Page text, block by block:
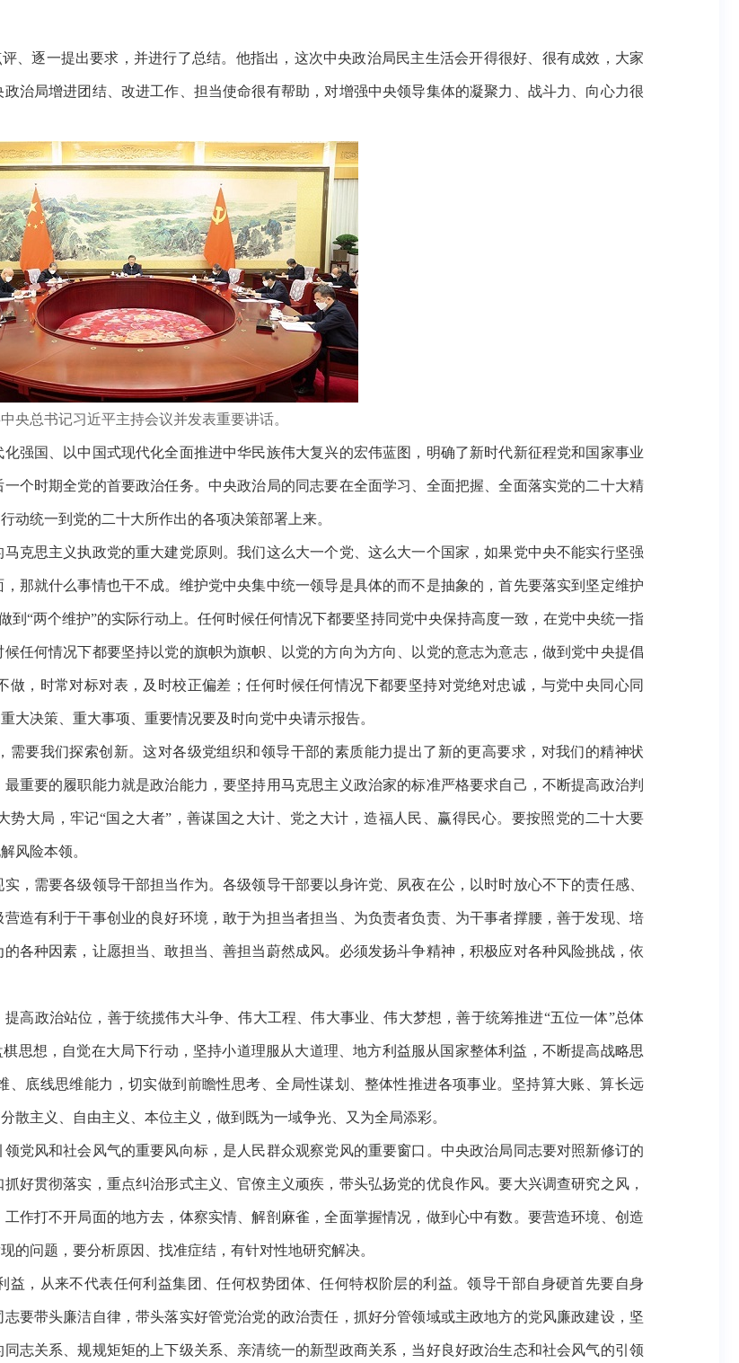
、逐一提出要求，并进行了总结。他指出，这次中央政治局民主生活会开得很好、很有成效，大家
治局增进团结、改进工作、担当使命很有帮助，对增强中央领导集体的凝聚力、战斗力、向心力很
央总书记习近平主持会议并发表重要讲话。
国、以中国式现代化全面推进中华民族伟大复兴的宏伟蓝图，明确了新时代新征程党和国家事业
个时期全党的首要政治任务。中央政治局的同志要在全面学习、全面把握、全面落实党的二十大精
动统一到党的二十大所作出的各项决策部署上来。
思主义执政党的重大建党原则。我们这么大一个党、这么大一个国家，如果党中央不能实行坚强
那就什么事情也干不成。维护党中央集中统一领导是具体的而不是抽象的，首先要落实到坚定维护
到“两个维护”的实际行动上。任何时候任何情况下都要坚持同党中央保持高度一致，在党中央统一指
任何情况下都要坚持以党的旗帜为旗帜、以党的方向为方向、以党的意志为意志，做到党中央提倡
，时常对标对表，及时校正偏差；任何时候任何情况下都要坚持对党绝对忠诚，与党中央同心同
大决策、重大事项、重要情况要及时向党中央请示报告。
我们探索创新。这对各级党组织和领导干部的素质能力提出了新的更高要求，对我们的精神状
重要的履职能力就是政治能力，要坚持用马克思主义政治家的标准严格要求自己，不断提高政治判
势大局，牢记“国之大者”，善谋国之大计、党之大计，造福人民、赢得民心。要按照党的二十大要
风险本领。
需要各级领导干部担当作为。各级领导干部要以身许党、夙夜在公，以时时放心不下的责任感、
造有利于干事创业的良好环境，敢于为担当者担当、为负责者负责、为干事者撑腰，善于发现、培
各种因素，让愿担当、敢担当、善担当蔚然成风。必须发扬斗争精神，积极应对各种风险挑战，依
政治站位，善于统揽伟大斗争、伟大工程、伟大事业、伟大梦想，善于统筹推进“五位一体”总体
思想，自觉在大局下行动，坚持小道理服从大道理、地方利益服从国家整体利益，不断提高战略思
底线思维能力，切实做到前瞻性思考、全局性谋划、整体性推进各项事业。坚持算大账、算长远
散主义、自由主义、本位主义，做到既为一域争光、又为全局添彩。
风和社会风气的重要风向标，是人民群众观察党风的重要窗口。中央政治局同志要对照新修订的
好贯彻落实，重点纠治形式主义、官僚主义顽疾，带头弘扬党的优良作风。要大兴调查研究之风，
作打不开局面的地方去，体察实情、解剖麻雀，全面掌握情况，做到心中有数。要营造环境、创造
的问题，要分析原因、找准症结，有针对性地研究解决。
从来不代表任何利益集团、任何权势团体、任何特权阶层的利益。领导干部自身硬首先要自身
要带头廉洁自律，带头落实好管党治党的政治责任，抓好分管领域或主政地方的党风廉政建设，坚
志关系、规规矩矩的上下级关系、亲清统一的新型政商关系，当好良好政治生态和社会风气的引领